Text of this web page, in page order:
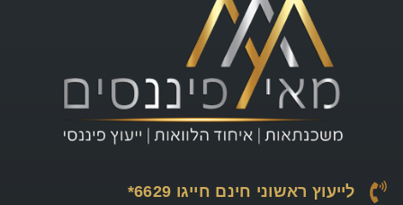
לייעוץ ראשוני חינם חייגו 6629*